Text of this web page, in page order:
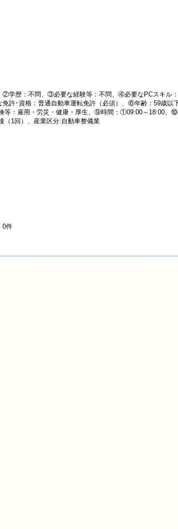
学歴：不問、③必要な経験等：不問、④必要なPCスキル：
許･資格：普通自動車運転免許（必須）、⑥年齢：59歳以
等：雇用・労災・健康・厚生、⑨時間：①09:00～18:00、⑩
（1回）、産業区分:自動車整備業
0件